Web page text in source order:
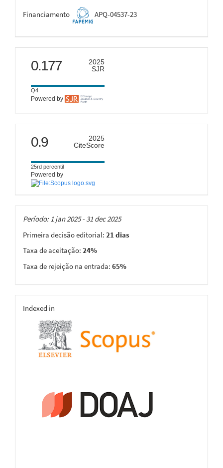
FAPEMIG
Financiamento APQ-04537-23
scimago
0.177
2025
SJR
Q4
Powered by
citescore
0.9
2025
CiteScore
25rd percentil
Powered by
Taxas
Período: 1 jan 2025 - 31 dec 2025
Primeira decisão editorial: 21 dias
Taxa de aceitação: 24%
Taxa de rejeição na entrada: 65%
indexing
Indexed in